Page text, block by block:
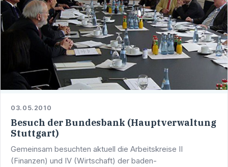
03.05.2010
Besuch der Bundesbank (Hauptverwaltung
Stuttgart)
Gemeinsam besuchten aktuell die Arbeitskreise II
(Finanzen) und IV (Wirtschaft) der baden-